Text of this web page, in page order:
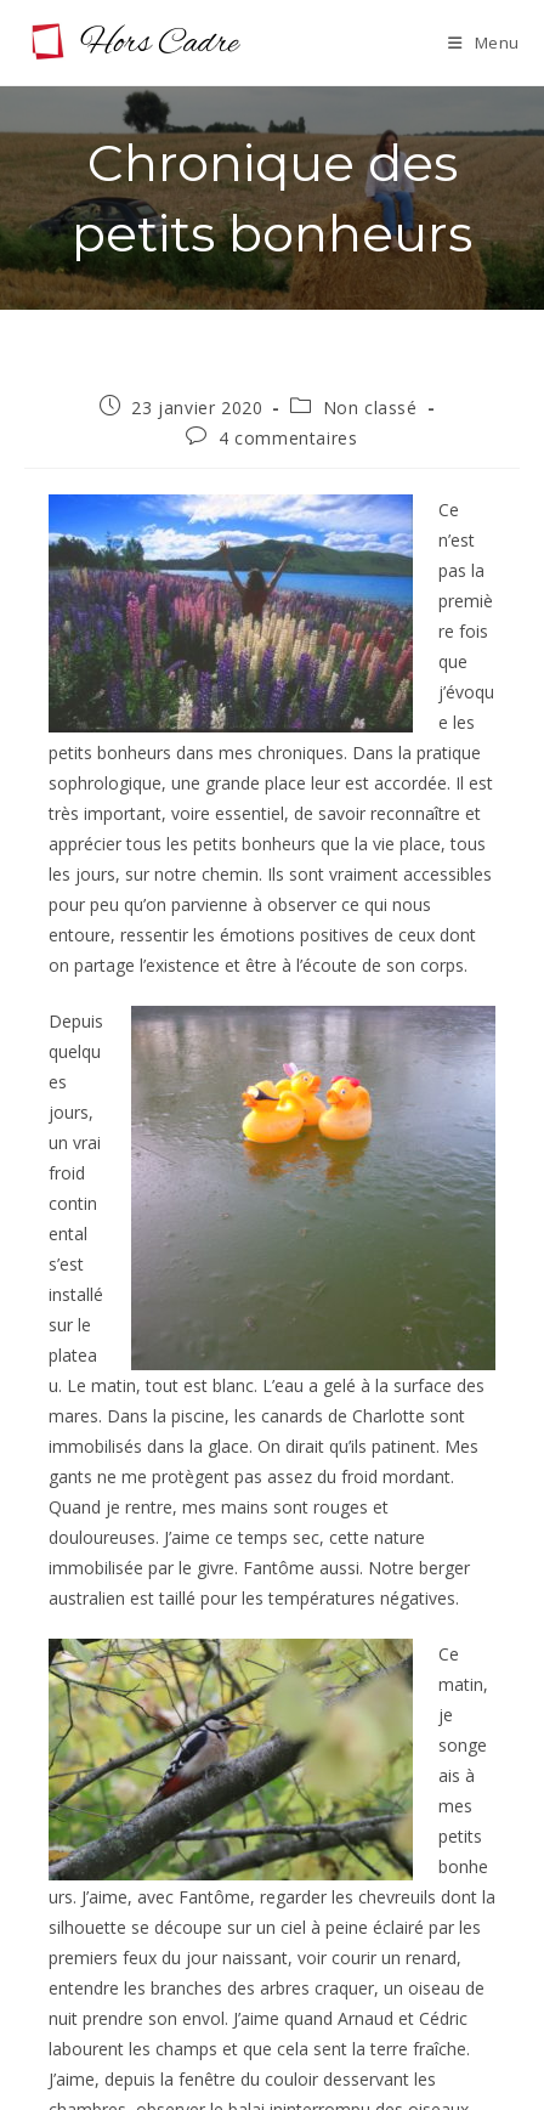
Menu
Chronique des
petits bonheurs
Publication
23 janvier 2020
Post
category:
Non classé
Commentaires
publication :
4 commentaires
Ce
n’est
pas la
premiè
re fois
que
j’évoqu
e les
petits bonheurs dans mes chroniques. Dans la pratique
sophrologique, une grande place leur est accordée. Il est
très important, voire essentiel, de savoir reconnaître et
apprécier tous les petits bonheurs que la vie place, tous
les jours, sur notre chemin. Ils sont vraiment accessibles
pour peu qu’on parvienne à observer ce qui nous
entoure, ressentir les émotions positives de ceux dont
on partage l’existence et être à l’écoute de son corps.
Depuis
quelqu
es
jours,
un vrai
froid
contin
ental
s’est
installé
sur le
platea
u. Le matin, tout est blanc. L’eau a gelé à la surface des
mares. Dans la piscine, les canards de Charlotte sont
immobilisés dans la glace. On dirait qu’ils patinent. Mes
gants ne me protègent pas assez du froid mordant.
Quand je rentre, mes mains sont rouges et
douloureuses. J’aime ce temps sec, cette nature
immobilisée par le givre. Fantôme aussi. Notre berger
australien est taillé pour les températures négatives.
Ce
matin,
je
songe
ais à
mes
petits
bonhe
urs. J’aime, avec Fantôme, regarder les chevreuils dont la
silhouette se découpe sur un ciel à peine éclairé par les
premiers feux du jour naissant, voir courir un renard,
entendre les branches des arbres craquer, un oiseau de
nuit prendre son envol. J’aime quand Arnaud et Cédric
labourent les champs et que cela sent la terre fraîche.
J’aime, depuis la fenêtre du couloir desservant les